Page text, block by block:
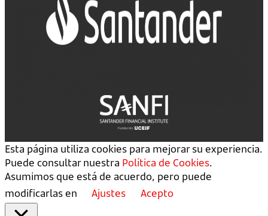
Esta página utiliza cookies para mejorar su experiencia.
Puede consultar nuestra Política de Cookies.
Asumimos que está de acuerdo, pero puede
modificarlas en
Ajustes Acepto